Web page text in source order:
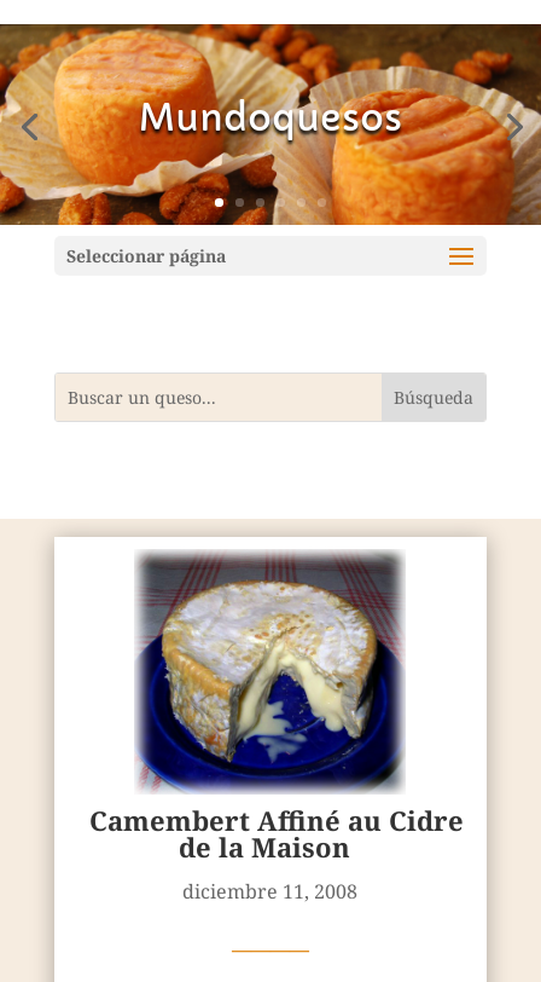
Mundoquesos
Seleccionar página
Camembert Affiné au Cidre
de la Maison
diciembre 11, 2008
————